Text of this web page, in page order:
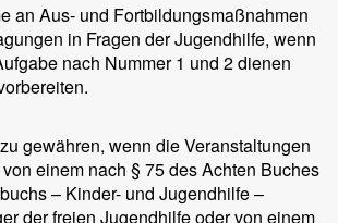
an Aus- und Fortbildungsmaßnahmen
in Fragen der Jugendhilfe, wenn
nach Nummer 1 und 2 dienen
gewähren, wenn die Veranstaltungen
einem nach § 75 des Achten Buches
– Kinder- und Jugendhilfe –
der freien Jugendhilfe oder von einem